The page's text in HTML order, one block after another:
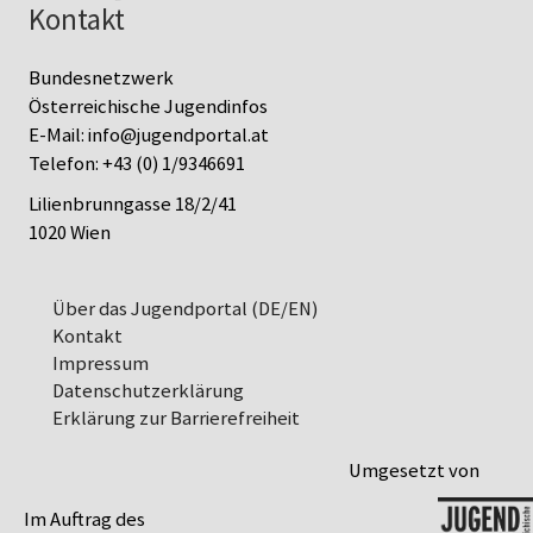
Kontakt
Bundesnetzwerk
Österreichische Jugendinfos
E-Mail:info@jugendportal.at
Telefon:+43 (0) 1/9346691
Lilienbrunngasse 18/2/41
1020 Wien
Über das Jugendportal (DE/EN)
Kontakt
Impressum
Datenschutz­erklärung
Erklärung zur Barrierefreiheit
Im Auftrag des
Umgesetzt von